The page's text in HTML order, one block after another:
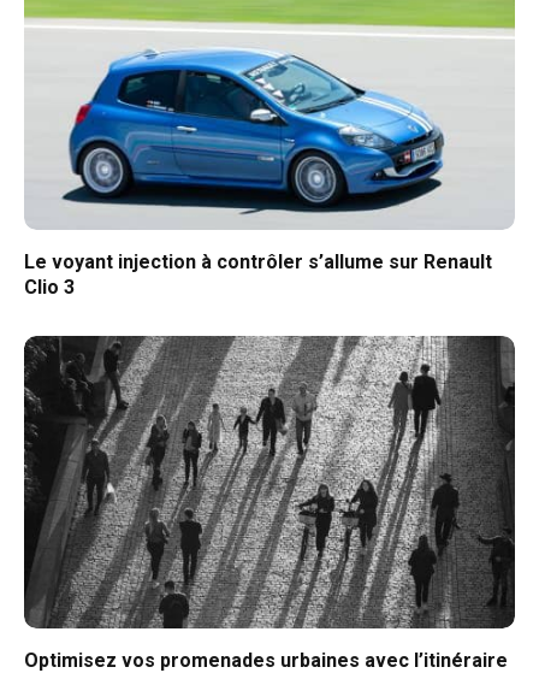
Le voyant injection à contrôler s’allume sur Renault
Clio 3
Optimisez vos promenades urbaines avec l’itinéraire